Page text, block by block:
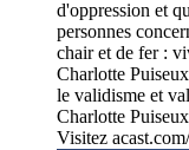
d'oppression et
personnes
chair et de fer :
Charlotte
le validisme et
Charlotte
Visitez